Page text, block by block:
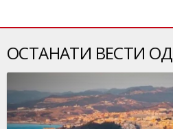
ОСТАНАТИ ВЕСТИ ОД